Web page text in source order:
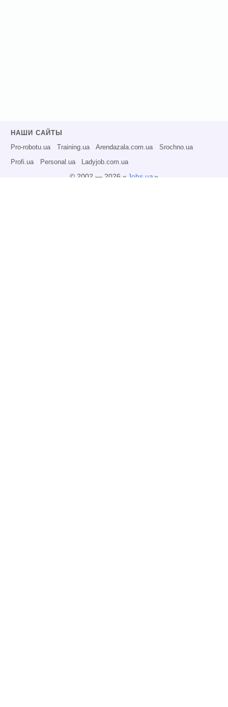
НАШИ САЙТЫ
Pro-robotu.ua Training.ua Arendazala.com.ua Srochno.ua
Profi.ua Personal.ua Ladyjob.com.ua
© 2002 — 2026 « Jobs.ua»